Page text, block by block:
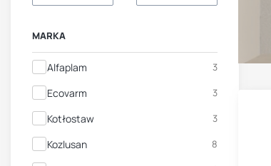
MARKA
Marka
Alfaplam 3
Ecovarm 3
Kotłostaw 3
Kozlusan 8